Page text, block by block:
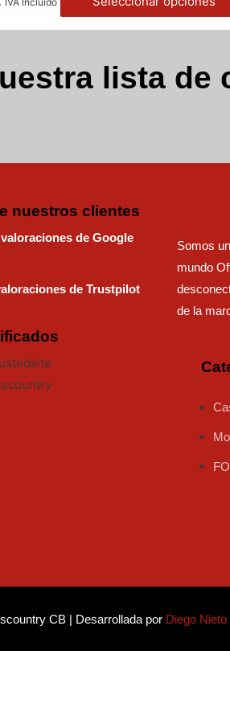
lista de
nuestros clientes
de Google
de Trustpilot
Somos
mundo
de la
CB | Desarrollada por Diego Nieto